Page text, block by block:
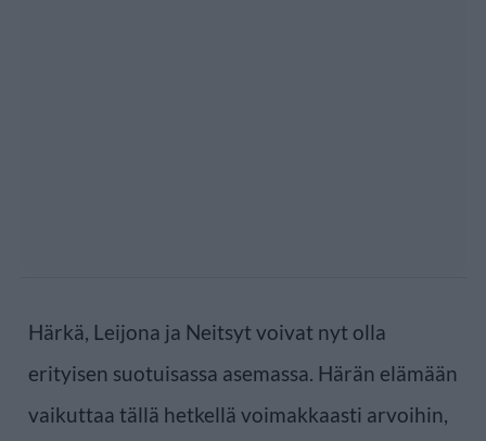
Härkä, Leijona ja Neitsyt voivat nyt olla
erityisen suotuisassa asemassa. Härän elämään
vaikuttaa tällä hetkellä voimakkaasti arvoihin,